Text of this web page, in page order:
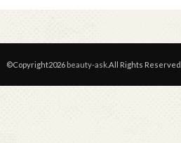
©Copyright2026 beauty-ask.All Rights Reserved.